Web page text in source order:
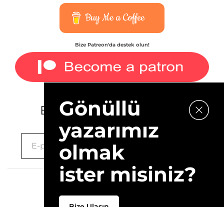
Buy Me a Coffee
Bize Patreon'da destek olun!
E-bültenimize kaydolun.
Gönüllü
yazarımız
olmak
ister misiniz?